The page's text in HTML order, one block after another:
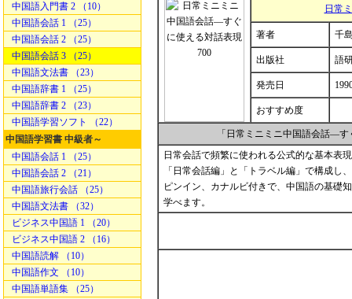
中国語入門書 2 （10）
中国語会話 1 （25）
中国語会話 2 （25）
中国語会話 3 （25）
中国語文法書 （23）
中国語辞書 1 （25）
中国語辞書 2 （23）
中国語学習ソフト （22）
中国語学習書 中級者～
中国語会話 1 （25）
中国語会話 2 （21）
中国語旅行会話 （25）
中国語文法書 （32）
ビジネス中国語 1 （20）
ビジネス中国語 2 （16）
中国語読解 （10）
中国語作文 （10）
中国語単語集 （25）
日常
著者 千
出版社 語
発売日
おすすめ度
「日常ミニミニ中国語会話―
日常会話で頻繁に使われる公式的な基本表
「日常会話編」と「トラベル編」で構成し
ピンイン、カナルビ付きで、中国語の基礎
学べます。